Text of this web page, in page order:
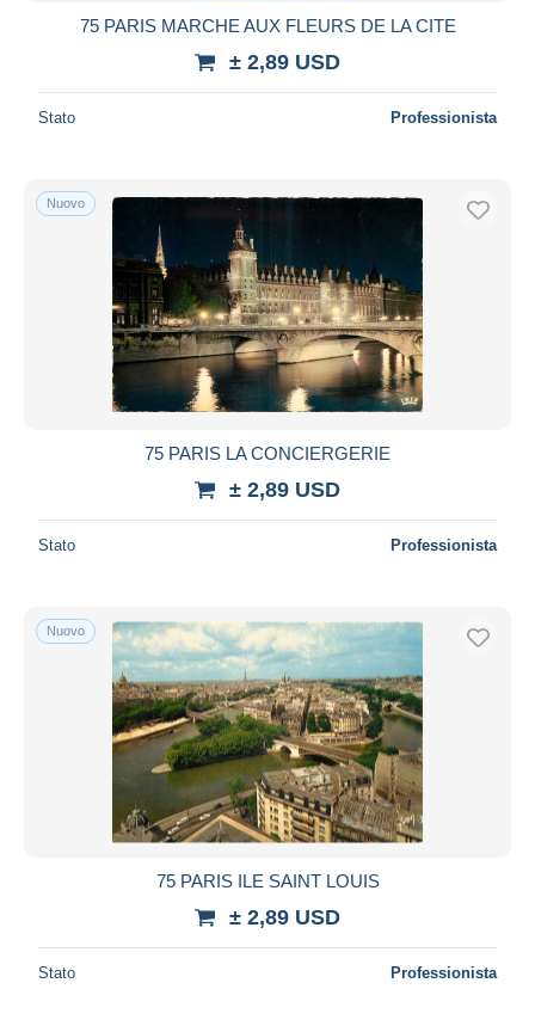
75 PARIS MARCHE AUX FLEURS DE LA CITE
± 2,89 USD
Stato Professionista
Nuovo
75 PARIS LA CONCIERGERIE
± 2,89 USD
Stato Professionista
Nuovo
75 PARIS ILE SAINT LOUIS
± 2,89 USD
Stato Professionista